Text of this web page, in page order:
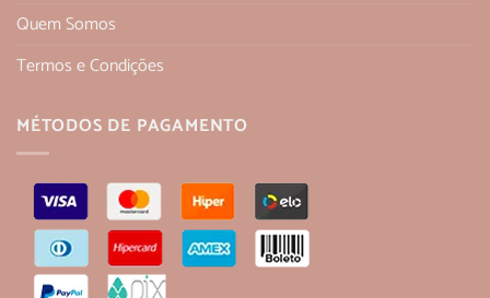
Quem Somos
Termos e Condições
MÉTODOS DE PAGAMENTO